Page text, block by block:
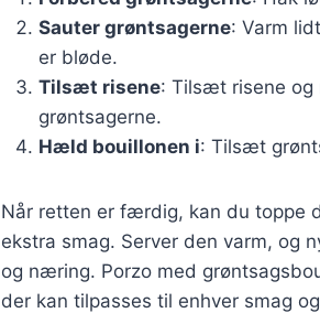
Sauter grøntsagerne: Varm
er bløde.
Tilsæt risene: Tilsæt risene og
grøntsagerne.
Hæld bouillonen i: Tilsæt
Når retten er færdig, kan du toppe
ekstra smag. Server den varm, og
og næring. Porzo med
der kan tilpasses til enhver smag